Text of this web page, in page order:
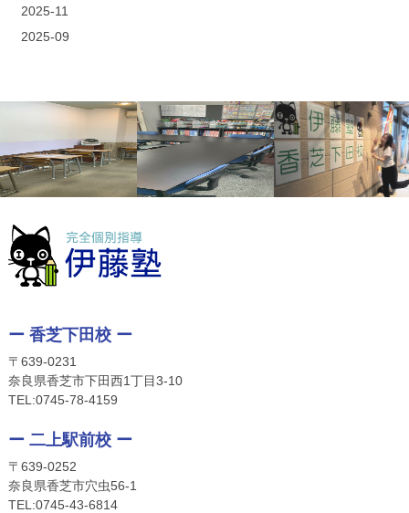
2025-11
2025-09
ー 香芝下田校 ー
〒639-0231
奈良県香芝市下田西1丁目3-10
TEL:0745-78-4159
ー 二上駅前校 ー
〒639-0252
奈良県香芝市穴虫56-1
TEL:0745-43-6814